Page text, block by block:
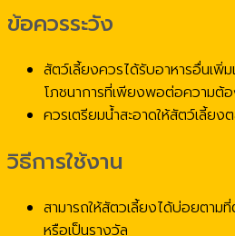
ข้อควรระวัง
สัตว์เลี้ยงควรได้รับอาหารอื่นเพิ่
โภชนาการที่เพียงพอต่อความต้
ควรเตรียมน้ำสะอาดให้สัตว์เลี้ยง
วิธีการใช้งาน
สามารถให้สัตวเลี้ยงได้บ่อยตาม
หรือเป็นรางวัล